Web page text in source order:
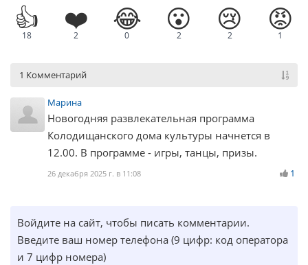
👍
18
❤️
2
😂
0
😮
2
😢
2
😡
1
1 Комментарий
Марина
Новогодняя развлекательная программа
Колодищанского дома культуры начнется в
12.00. В программе - игры, танцы, призы.
26 декабря 2025 г. в 11:08 1
Войдите на сайт, чтобы писать комментарии.
Введите ваш номер телефона (9 цифр: код оператора
и 7 цифр номера)